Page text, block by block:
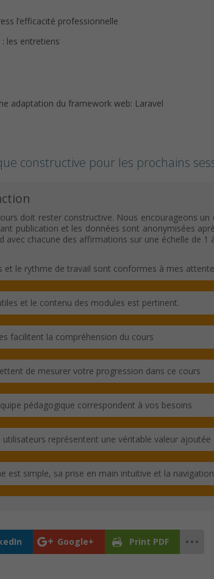
l’efficacité professionnelle
les entretiens
adaptation du framework web: Laravel
constructive pour les prochains
doit rester constructive. Nous encourageons
publication et les données sont anonymisées
avec chacune des affirmations sur une échelle de 1
et le rythme de travail sont conformes à mes
et le contenu des modules est pertinent.
facilitent la compréhension du cours
de mesurer votre progression dans ce cours
pédagogique correspondent à vos besoins
représentent une véritable valeur ajoutée
est simple, sa prise en main intuitive et la
Google+ Print PDF